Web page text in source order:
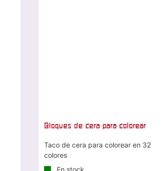
Bloques de cera para colorear
Taco de cera para colorear en 32
colores